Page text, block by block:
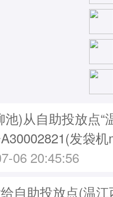
池)从自助投放点“
发袋
06 20:45:56
自助投放点(温